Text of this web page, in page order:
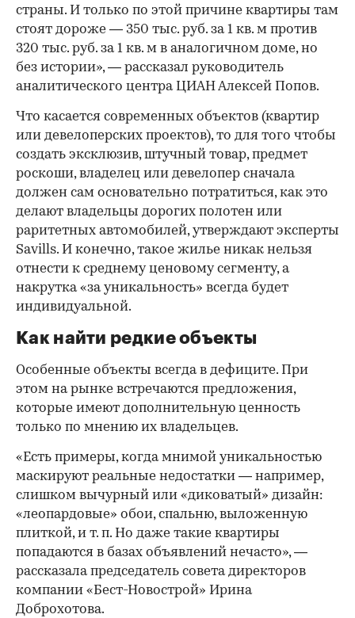
страны. И только по этой причине квартиры там
стоят дороже — 350 тыс. руб. за 1 кв. м против
320 тыс. руб. за 1 кв. м в аналогичном доме, но
без истории», — рассказал руководитель
аналитического центра ЦИАН Алексей Попов.
Что касается современных объектов (квартир
или девелоперских проектов), то для того чтобы
создать эксклюзив, штучный товар, предмет
роскоши, владелец или девелопер сначала
должен сам основательно потратиться, как это
делают владельцы дорогих полотен или
раритетных автомобилей, утверждают эксперты
Savills. И конечно, такое жилье никак нельзя
отнести к среднему ценовому сегменту, а
накрутка «за уникальность» всегда будет
индивидуальной.
Как найти редкие объекты
Особенные объекты всегда в дефиците. При
этом на рынке встречаются предложения,
которые имеют дополнительную ценность
только по мнению их владельцев.
«Есть примеры, когда мнимой уникальностью
маскируют реальные недостатки — например,
слишком вычурный или «диковатый» дизайн:
«леопардовые» обои, спальню, выложенную
плиткой, и т. п. Но даже такие квартиры
попадаются в базах объявлений нечасто», —
рассказала председатель совета директоров
компании «Бест-Новострой» Ирина
Доброхотова.